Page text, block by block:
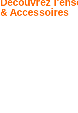
& Accessoires